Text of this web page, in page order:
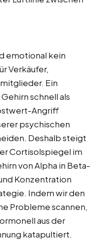
emotional kein
Verkäufer,
Ein
schnell als
Angriff
psychischen
Deshalb steigt
Cortisolspiegel im
von Alpha in Beta-
Konzentration
Indem wir den
Probleme scannen,
aus der
katapultiert.